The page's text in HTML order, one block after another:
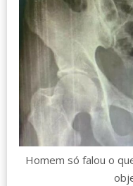
Homem só falou o